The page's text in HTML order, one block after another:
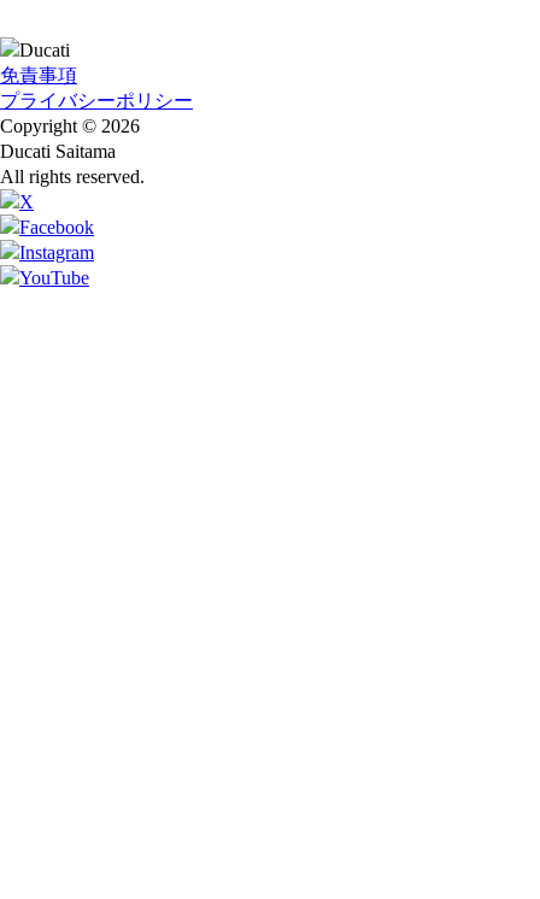
免責事項
プライバシーポリシー
Copyright © 2026
Ducati Saitama
All rights reserved.